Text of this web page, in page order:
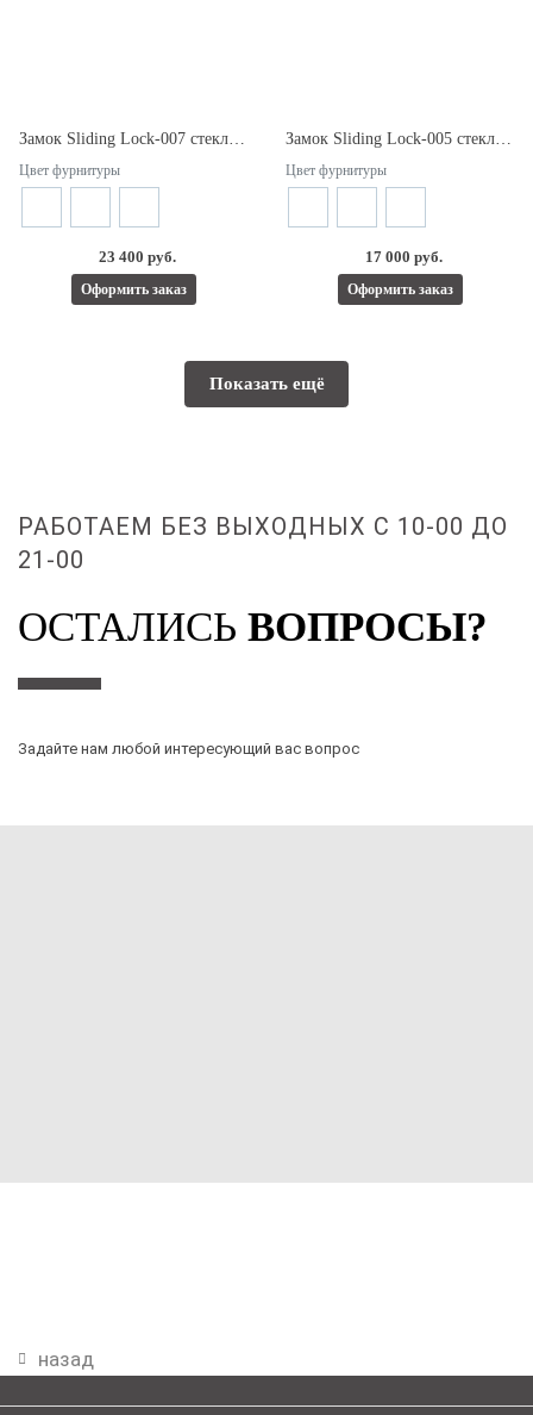
Замок Sliding Lock-007 стекло-стекло с ответной частью на стекло для раздвижной двери.
Цвет фурнитуры
23 400 руб.
Оформить заказ
Замок Sliding Lock-005 стекло-стена с ответной частью на стену для раздвижной двери.
Цвет фурнитуры
17 000 руб.
Оформить заказ
Показать ещё
РАБОТАЕМ БЕЗ ВЫХОДНЫХ С 10-00 ДО
21-00
ОСТАЛИСЬ ВОПРОСЫ?
Задайте нам любой интересующий вас вопрос
назад